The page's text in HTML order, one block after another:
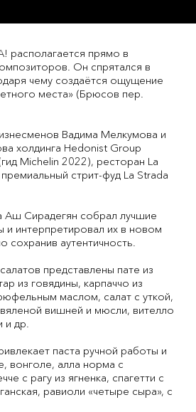
располагается прямо в
Он спрятался в
чему создаётся ощущение
места» (Брюсов пер.
Вадима Мелкумова и
холдинга Hedonist Group
Michelin 2022), ресторан La
стрит-фуд La Strada
Аш Сирадегян собрал лучшие
и интерпретировал их в новом
сохранив аутентичность.
представлены пате из
из говядины, карпаччо из
маслом, салат с уткой,
вишней и мюсли, вителло
и др.
паста ручной работы и
вонголе, алла норма с
с рагу из ягненка, спагетти с
равиоли «четыре сыра», с